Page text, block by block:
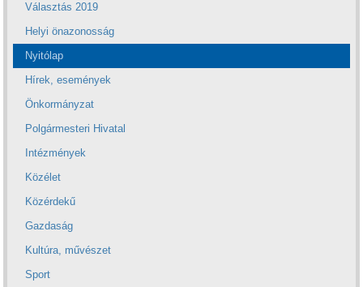
Választás 2019
Helyi önazonosság
Nyitólap
Hírek, események
Önkormányzat
Polgármesteri Hivatal
Intézmények
Közélet
Közérdekű
Gazdaság
Kultúra, művészet
Sport